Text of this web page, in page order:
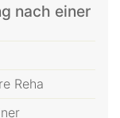
nach einer
Reha